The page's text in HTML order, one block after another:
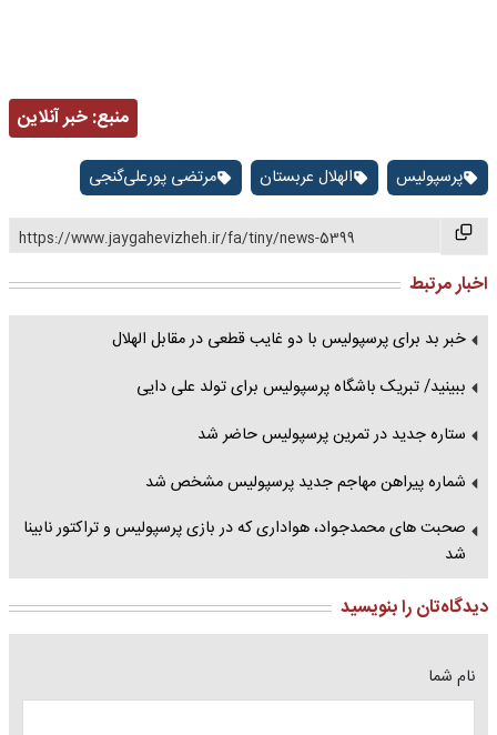
منبع:خبر آنلاین
پرسپولیس الهلال عربستان مرتضی پورعلی‌گنجی
https://www.jaygahevizheh.ir/fa/tiny/news-5399
اخبار مرتبط
خبر بد برای پرسپولیس با دو غایب قطعی در مقابل الهلال
ببینید/ تبریک باشگاه پرسپولیس برای تولد علی دایی
ستاره جدید در تمرین پرسپولیس حاضر شد
شماره پیراهن مهاجم جدید پرسپولیس مشخص شد
صحبت های محمدجواد، هواداری که در بازی پرسپولیس و تراکتور نابینا
شد
دیدگاه‌تان را بنویسید
نام شما